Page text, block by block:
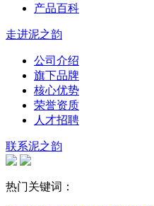
产品百科
走进泥之韵
公司介绍
旗下品牌
核心优势
荣誉资质
人才招聘
联系泥之韵
热门关键词：